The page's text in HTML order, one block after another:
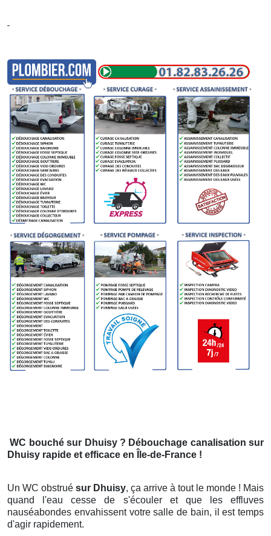
WC bouchésur Dhuisy ? Débouchage canalisation sur
Dhuisy rapide et efficace en Île-de-France !
Un WC obstrué sur Dhuisy, ça arrive à tout le monde ! Mais
quand l'eau cesse de s'écouler et que les effluves
nauséabondes envahissent votre salle de bain, il est temps
d'agir rapidement.